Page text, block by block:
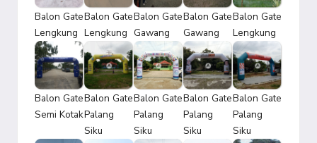
Balon Gate
Lengkung
Balon Gate
Lengkung
Balon Gate
Gawang
Balon Gate
Gawang
Balon Gate
Lengkung
Balon Gate
Semi Kotak
Balon Gate
Palang
Siku
Balon Gate
Palang
Siku
Balon Gate
Palang
Siku
Balon Gate
Palang
Siku